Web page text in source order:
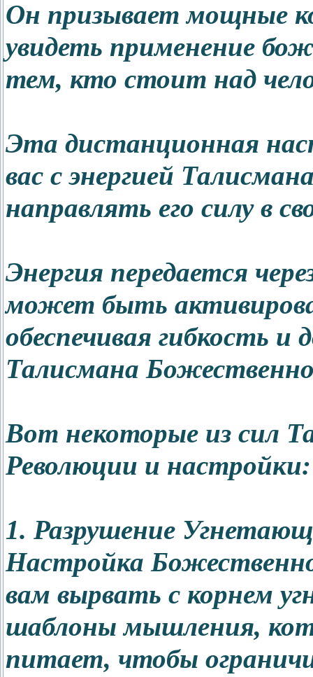
Он призывает мощные
увидеть применение
тем, кто стоит над
Эта дистанционная
вас с энергией
направлять его силу в
Энергия передается
может быть
обеспечивая гибкость и
Талисмана
Вот некоторые из сил
Революции и настройки:
1. Разрушение
Настройка
вам вырвать с корнем
шаблоны мышления,
питает, чтобы